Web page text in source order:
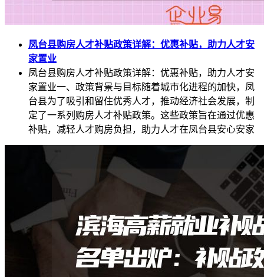
凤台县购房人才补贴政策详解：优惠补贴，助力人才安
家置业
凤台县购房人才补贴政策详解：优惠补贴，助力人才安
家置业一、政策背景与目标随着城市化进程的加快，凤
台县为了吸引和留住优秀人才，推动经济社会发展，制
定了一系列购房人才补贴政策。这些政策旨在通过优惠
补贴，减轻人才购房负担，助力人才在凤台县安心安家